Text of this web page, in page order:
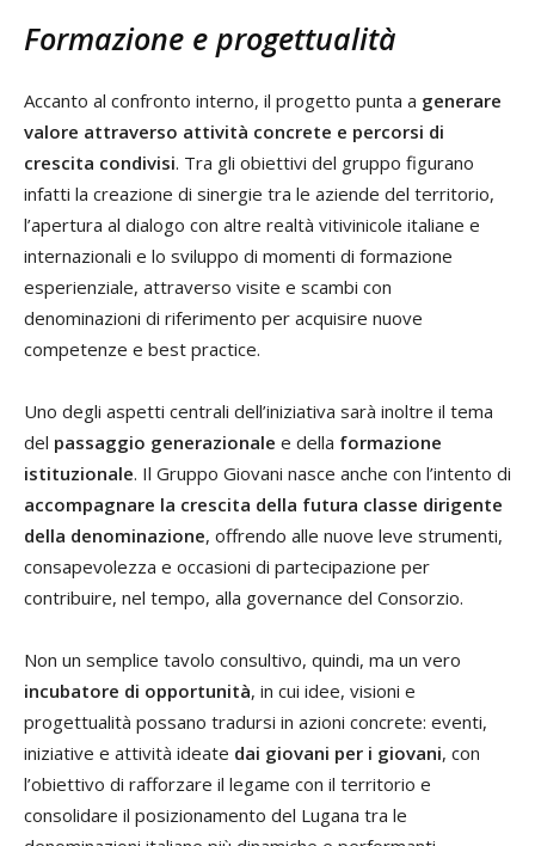
Formazione e progettualità
Accanto al confronto interno, il progetto punta a generare
valore attraverso attività concrete e percorsi di
crescita condivisi. Tra gli obiettivi del gruppo figurano
infatti la creazione di sinergie tra le aziende del territorio,
l’apertura al dialogo con altre realtà vitivinicole italiane e
internazionali e lo sviluppo di momenti di formazione
esperienziale, attraverso visite e scambi con
denominazioni di riferimento per acquisire nuove
competenze e best practice.
Uno degli aspetti centrali dell’iniziativa sarà inoltre il tema
del passaggio generazionale e della formazione
istituzionale. Il Gruppo Giovani nasce anche con l’intento di
accompagnare la crescita della futura classe dirigente
della denominazione, offrendo alle nuove leve strumenti,
consapevolezza e occasioni di partecipazione per
contribuire, nel tempo, alla governance del Consorzio.
Non un semplice tavolo consultivo, quindi, ma un vero
incubatore di opportunità, in cui idee, visioni e
progettualità possano tradursi in azioni concrete: eventi,
iniziative e attività ideate dai giovani per i giovani, con
l’obiettivo di rafforzare il legame con il territorio e
consolidare il posizionamento del Lugana tra le